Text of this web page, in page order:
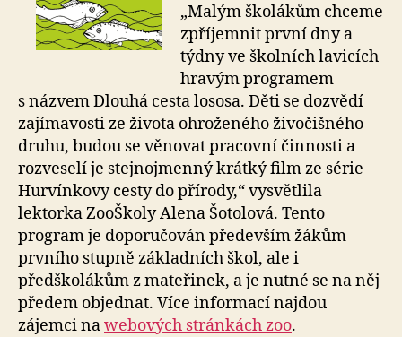
„Malým školákům chceme
zpříjemnit první dny a
týdny ve školních lavicích
hravým programem
s názvem Dlouhá cesta lososa. Děti se dozvědí
zajímavosti ze života ohroženého živočišného
druhu, budou se věnovat pracovní činnosti a
rozveselí je stejnojmenný krátký film ze série
Hurvínkovy cesty do přírody,“ vysvětlila
lektorka ZooŠkoly Alena Šotolová. Tento
program je doporučován především žákům
prvního stupně základních škol, ale i
předškolákům z mateřinek, a je nutné se na něj
předem objednat. Více informací najdou
zájemci nawebových stránkách zoo.